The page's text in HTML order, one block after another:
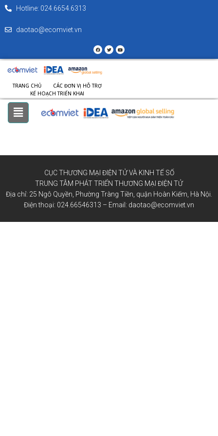
Hotline: 024.6654.6313
daotao@ecomviet.vn
TRANG CHỦ
CÁC ĐƠN VỊ HỖ TRỢ
KẾ HOẠCH TRIỂN KHAI
CỤC THƯƠNG MẠI ĐIỆN TỬ VÀ KINH TẾ SỐ
TRUNG TÂM PHÁT TRIỂN THƯƠNG MẠI ĐIỆN TỬ
Địa chỉ: 25 Ngô Quyền, Phường Tràng Tiền, quận Hoàn Kiếm, Hà Nội.
Điện thoại: 024.66546313 – Email: daotao@ecomviet.vn